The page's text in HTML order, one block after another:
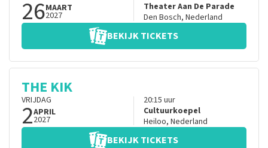
26MAART
2027
Theater Aan De Parade
Den Bosch, Nederland
BEKIJK TICKETS
THE KIK
VRIJDAG
2APRIL
2027
20:15 uur
Cultuurkoepel
Heiloo, Nederland
BEKIJK TICKETS